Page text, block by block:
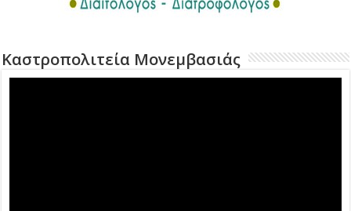
Καστροπολιτεία Μονεμβασιάς